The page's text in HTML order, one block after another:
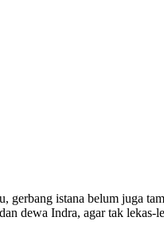
istana belum juga
dewa Indra, agar tak lekas-